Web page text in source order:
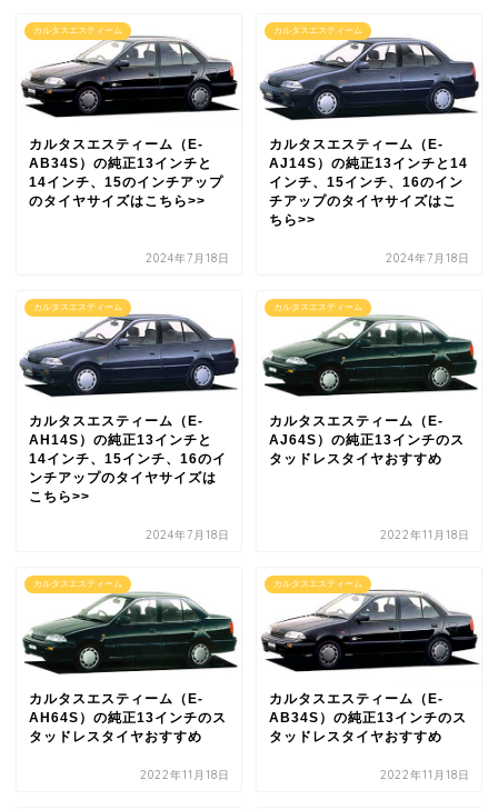
カルタスエスティーム
カルタスエスティーム（E-
AB34S）の純正13インチと
14インチ、15のインチアップ
のタイヤサイズはこちら>>
2024年7月18日
カルタスエスティーム
カルタスエスティーム（E-
AJ14S）の純正13インチと14
インチ、15インチ、16のイン
チアップのタイヤサイズはこ
ちら>>
2024年7月18日
カルタスエスティーム
カルタスエスティーム（E-
AH14S）の純正13インチと
14インチ、15インチ、16のイ
ンチアップのタイヤサイズは
こちら>>
2024年7月18日
カルタスエスティーム
カルタスエスティーム（E-
AJ64S）の純正13インチのス
タッドレスタイヤおすすめ
2022年11月18日
カルタスエスティーム
カルタスエスティーム（E-
AH64S）の純正13インチのス
タッドレスタイヤおすすめ
2022年11月18日
カルタスエスティーム
カルタスエスティーム（E-
AB34S）の純正13インチのス
タッドレスタイヤおすすめ
2022年11月18日